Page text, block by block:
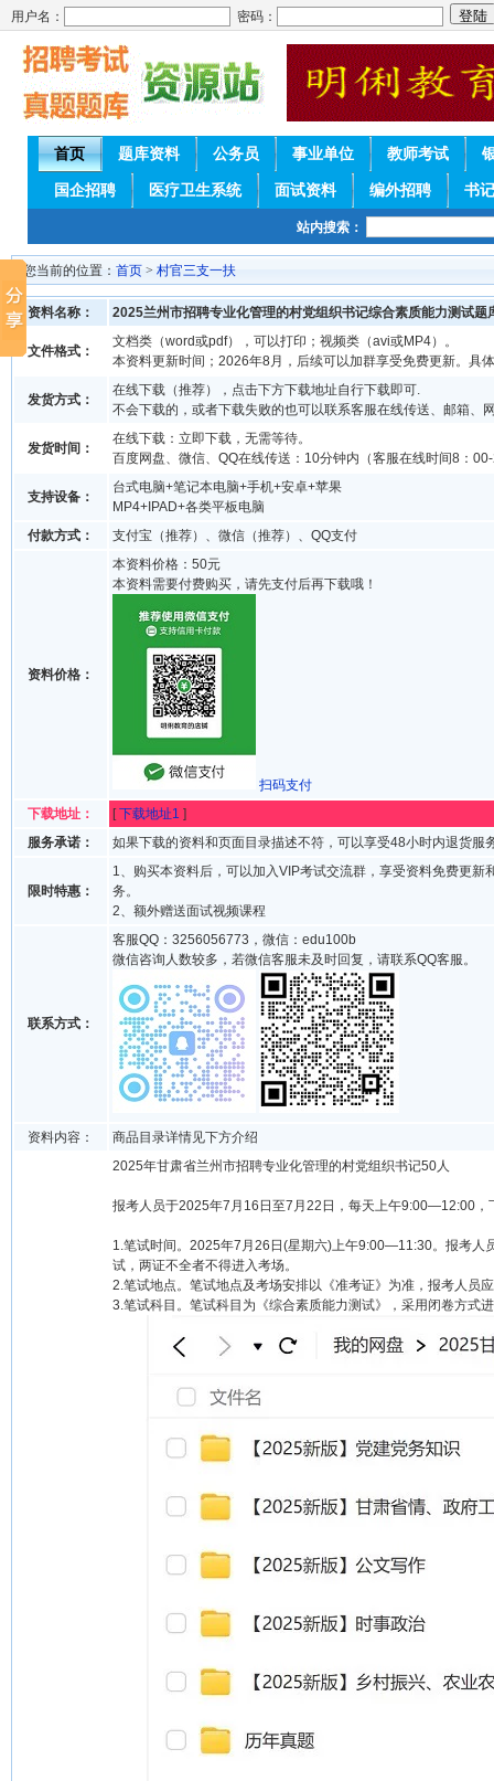
用户名： 密码：
首页 题库资料 公务员 事业单位 教师考试
国企招聘 医疗卫生系统 面试资料 编外招聘 书
站内搜索：
您当前的位置： 首页 > 村官三支一扶
资料名称： 2025兰州市招聘专业化管理的村党组织书记综合素质能力测试题
文件格式：
文档类（word或pdf），可以打印；视频类（avi或MP4）。
本资料更新时间；2026年8月，后续可以加群享受免费更新。具
发货方式：
在线下载（推荐），点击下方下载地址自行下载即可.
不会下载的，或者下载失败的也可以联系客服在线传送、邮箱、
发货时间：
在线下载：立即下载，无需等待。
百度网盘、微信、QQ在线传送：10分钟内（客服在线时间8：
支持设备：
台式电脑+笔记本电脑+手机+安卓+苹果
MP4+IPAD+各类平板电脑
付款方式：
支付宝（推荐）、微信（推荐）、QQ支付
资料价格：
本资料价格：50元
本资料需要付费购买，请先支付后再下载哦！
扫码支付
下载地址：
[下载地址1 ]
服务承诺：
如果下载的资料和页面目录描述不符，可以享受48小时内退货服
限时特惠：
1、购买本资料后，可以加入VIP考试交流群，享受资料免费更新
务。
2、额外赠送面试视频课程
联系方式：
客服QQ：3256056773，微信：edu100b
微信咨询人数较多，若微信客服未及时回复，请联系QQ客服。
资料内容：
商品目录详情见下方介绍
2025年甘肃省兰州市招聘专业化管理的村党组织书记50人
报考人员于2025年7月16日至7月22日，每天上午9:00—12:00
1.笔试时间。2025年7月26日(星期六)上午9:00—11:30。报考人
试，两证不全者不得进入考场。
2.笔试地点。笔试地点及考场安排以《准考证》为准，报考人员
3.笔试科目。笔试科目为《综合素质能力测试》，采用闭卷方式